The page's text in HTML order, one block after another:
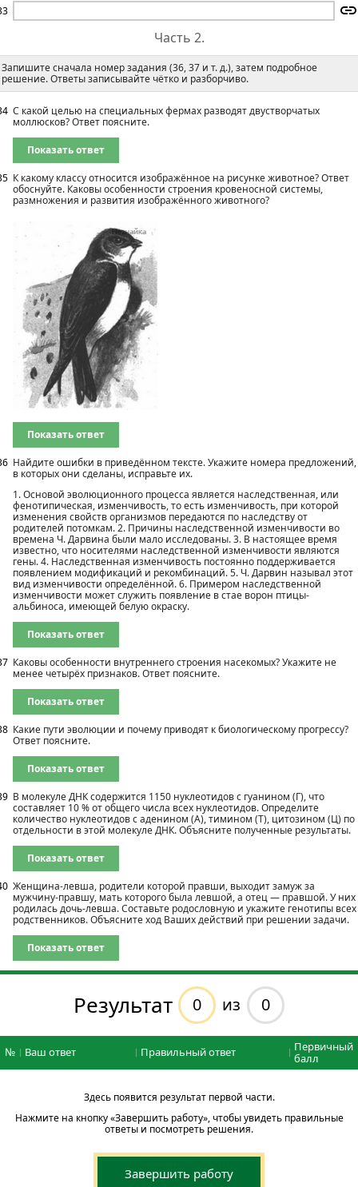
Часть 2.
Запишите сначала номер задания (36, 37 и т. д.), затем подробное
решение. Ответы записывайте чётко и разборчиво.
С какой целью на специальных фермах разводят двустворчатых
моллюсков? Ответ поясните.
Показать ответ
К какому классу относится изображённое на рисунке животное? Ответ
обоснуйте. Каковы особенности строения кровеносной системы,
размножения и развития изображённого животного?
Показать ответ
Найдите ошибки в приведённом тексте. Укажите номера предложений,
в которых они сделаны, исправьте их.
1. Основой эволюционного процесса является наследственная, или
фенотипическая, изменчивость, то есть изменчивость, при которой
изменения свойств организмов передаются по наследству от
родителей потомкам. 2. Причины наследственной изменчивости во
времена Ч. Дарвина были мало исследованы. 3. В настоящее время
известно, что носителями наследственной изменчивости являются
гены. 4. Наследственная изменчивость постоянно поддерживается
появлением модификаций и рекомбинаций. 5. Ч. Дарвин называл этот
вид изменчивости определённой. 6. Примером наследственной
изменчивости может служить появление в стае ворон птицы-
альбиноса, имеющей белую окраску.
Показать ответ
Каковы особенности внутреннего строения насекомых? Укажите не
менее четырёх признаков. Ответ поясните.
Показать ответ
Какие пути эволюции и почему приводят к биологическому прогрессу?
Ответ поясните.
Показать ответ
В молекуле ДНК содержится 1150 нуклеотидов с гуанином (Г), что
составляет 10 % от общего числа всех нуклеотидов. Определите
количество нуклеотидов с аденином (А), тимином (Т), цитозином (Ц) по
отдельности в этой молекуле ДНК. Объясните полученные результаты.
Показать ответ
Женщина-левша, родители которой правши, выходит замуж за
мужчину-правшу, мать которого была левшой, а отец — правшой. У них
родилась дочь-левша. Составьте родословную и укажите генотипы всех
родственников. Объясните ход Ваших действий при решении задачи.
Показать ответ
Результат 0 из 0
№ Ваш ответ Правильный ответ
Первичный
балл
Здесь появится результат первой части.
Нажмите на кнопку «Завершить работу», чтобы увидеть правильные
ответы и посмотреть решения.
Завершить работу